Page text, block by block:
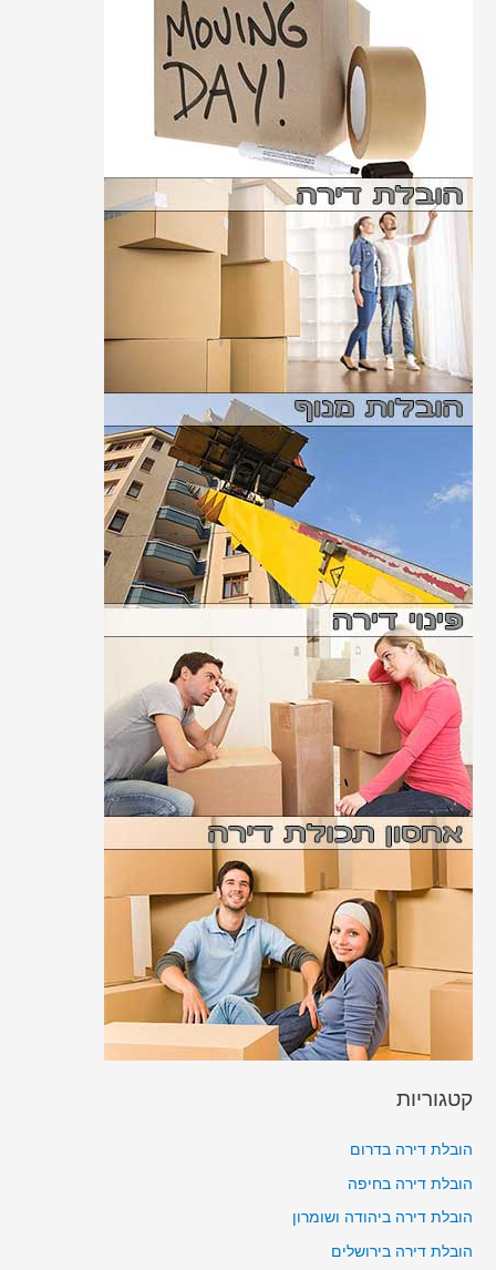
קטגוריות
הובלת דירה בדרום
הובלת דירה בחיפה
הובלת דירה ביהודה ושומרון
הובלת דירה בירושלים